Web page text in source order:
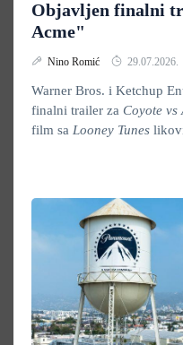
Objavljen finalni
Acme"
Nino Romić 29.07.2026.
Warner Bros. i Ketchup
finalni trailer za Coyote vs
film sa Looney Tunes